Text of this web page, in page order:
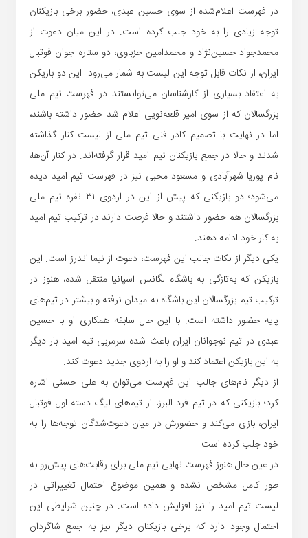
در فهرست اعلام‌شده از سوی حسین عبدی، حضور برخی بازیکنان
توجه زیادی را به خود جلب کرده است. در این میان دعوت از
محمدجواد حسین‌نژاد و محمدامین حزباوی، دو ستاره جوان فوتبال
ایران، از نکات قابل توجه این لیست به شمار می‌رود. این دو بازیکن
به اعتقاد بسیاری از کارشناسان می‌توانستند در فهرست تیم ملی
بزرگسالان که از سوی امیر قلعه‌نویی اعلام شد حضور داشته باشند،
اما در نهایت با تصمیم کادر فنی تیم ملی از لیست کنار گذاشته
شدند و حالا در جمع بازیکنان تیم امید قرار گرفته‌اند. در کنار آن‌ها،
نام پوریا شهرآبادی و مسعود محبی نیز در فهرست تیم امید دیده
می‌شود؛ دو بازیکنی که پیش از این در اردوی ۳۱ نفره تیم ملی
بزرگسالان هم حضور داشتند و حالا فرصت دارند در ترکیب تیم امید
به کار خود ادامه دهند.
یکی دیگر از نکات جالب این فهرست، دعوت از نیما اندرز است. این
بازیکن که به‌تازگی به باشگاه لگانس اسپانیا منتقل شده، هنوز در
ترکیب تیم بزرگسالان این باشگاه به میدان نرفته و بیشتر در تیم‌های
پایه حضور داشته است. با این حال سابقه همکاری او با حسین
عبدی در تیم نوجوانان ایران باعث شده سرمربی تیم امید بار دیگر
به این بازیکن اعتماد کند و او را به اردوی جدید دعوت کند.
از دیگر نام‌های جالب این فهرست می‌توان به علی حسنی اشاره
کرد؛ بازیکنی که در تیم فرد البرز، از تیم‌های لیگ دسته اول فوتبال
ایران، بازی می‌کند و حضورش در میان دعوت‌شدگان توجه‌ها را به
خود جلب کرده است.
در عین حال هنوز فهرست نهایی تیم ملی برای رقابت‌های پیش‌رو به
طور کامل مشخص نشده و همین موضوع احتمال تغییراتی در
لیست تیم امید را نیز افزایش داده است. در چنین شرایطی این
احتمال وجود دارد که برخی بازیکنان دیگر نیز به جمع شاگردان